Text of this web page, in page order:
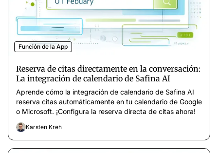
Función de la App
Reserva de citas directamente en la conversación:
La integración de calendario de Safina AI
Aprende cómo la integración de calendario de Safina AI
reserva citas automáticamente en tu calendario de Google
o Microsoft. ¡Configura la reserva directa de citas ahora!
Karsten Kreh